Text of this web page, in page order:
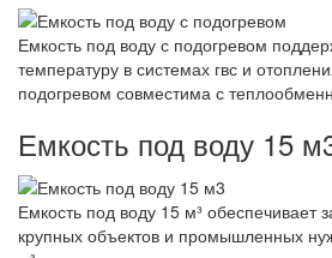
Емкость под воду с подогревом
температуру в системах гвс и
подогревом совместима с
Емкость под воду 15
Емкость под воду 15 м³ обеспечивает
крупных объектов и промышленных